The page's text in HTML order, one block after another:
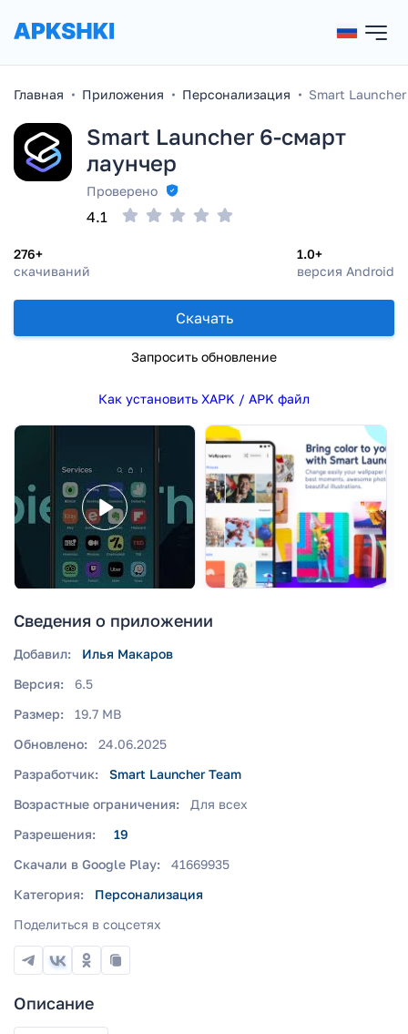
Главная Приложения Персонализация Smart
Smart Launcher 6-смарт
лаунчер
Проверено
276+
скачиваний
1.0+
версия Android
4.1
Скачать
Запросить обновление
Как установить XAPK / APK файл
Сведения о приложении
Добавил:
Илья Макаров
Версия:
6.5
Размер:
19.7 MB
Обновлено:
24.06.2025
Разработчик:
Smart Launcher Team
Возрастные ограничения:
Для всех
Разрешения:
19
Скачали в Google Play:
41669935
Категория:
Персонализация
Поделиться в соцсетях
Описание